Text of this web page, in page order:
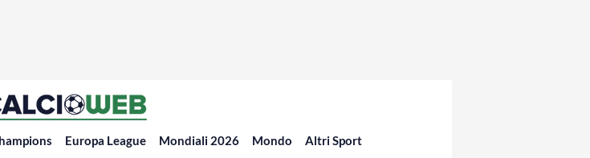
Europa League Mondiali 2026 Mondo Altri Sport